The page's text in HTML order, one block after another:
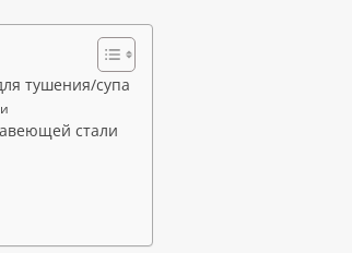
тушения/супа
стали